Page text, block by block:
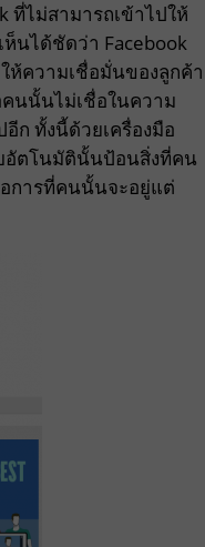
ที่ไม่สามารถเข้าไปให้
นได้ชัดว่า Facebook
ห้ความเชื่อมั่นของลูกค้า
คนนั้นไม่เชื่อในความ
ก ทั้งนี้ด้วยเครื่องมือ
อัตโนมัตินั้นป้อนสิ่งที่คน
อการที่คนนั้นจะอยู่แต่